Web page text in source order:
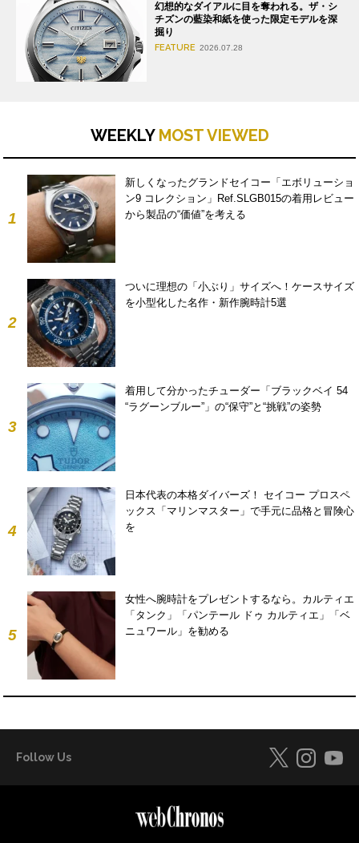
幻想的なダイアルに目を奪われる。ザ・シ
チズンの藍染和紙を使った限定モデルを深
掘り
FEATURE 2026.07.28
WEEKLY MOST VIEWED
1
新しくなったグランドセイコー「エボリューショ
ン9 コレクション」Ref.SLGB015の着用レビュー
から製品の“価値”を考える
2
ついに理想の「小ぶり」サイズへ！ケースサイズ
を小型化した名作・新作腕時計5選
3
着用して分かったチューダー「ブラックベイ 54
“ラグーンブルー”」の“保守”と“挑戦”の姿勢
4
日本代表の本格ダイバーズ！ セイコー プロスペ
ックス「マリンマスター」で手元に品格と冒険心
を
5
女性へ腕時計をプレゼントするなら。カルティエ
「タンク」「パンテール ドゥ カルティエ」「ベ
ニュワール」を勧める
Follow Us